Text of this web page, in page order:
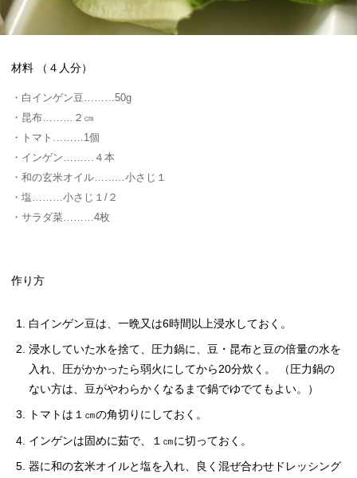
材料 （４人分）
白インゲン豆
50g
昆布
２㎝
トマト
1個
インゲン
４本
和の玄米オイル
小さじ１
塩
小さじ１/２
サラダ菜
4枚
作り方
白インゲン豆は、一晩又は6時間以上浸水しておく。
浸水していた水を捨て、圧力鍋に、豆・昆布と豆の倍量の水を
入れ、圧がかかったら弱火にしてから20分炊く。 （圧力鍋の
ない方は、豆がやわらかくなるまで鍋でゆでてもよい。）
トマトは１㎝の角切りにしておく。
インゲンは固めに茹で、１㎝に切っておく。
器に和の玄米オイルと塩を入れ、良く混ぜ合わせドレッシング